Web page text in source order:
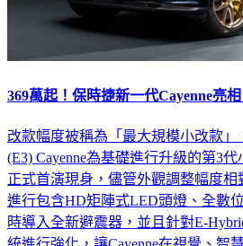
369萬起！保時捷新一代Cayenne亮
改款幅度被稱為「最大規模小改款
(E3) Cayenne為基礎進行升級的第3
正式首演現身，儘管外觀調整幅度相
進行包含HD矩陣式LED頭燈、全數
時導入全新避震器，並且針對E-